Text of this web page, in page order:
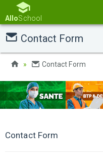
AlloSchool
Contact Form
Contact Form
Contact Form